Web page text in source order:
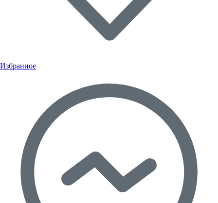
Избранное